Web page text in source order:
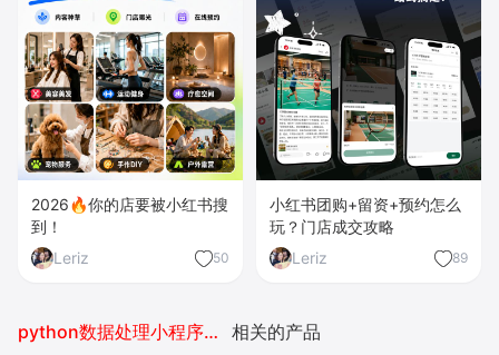
2026🔥你的店要被小红书搜
到！
Leriz
50
小红书团购+留资+预约怎么
玩？门店成交攻略
Leriz
89
python数据处理小程序开发 相关的产品